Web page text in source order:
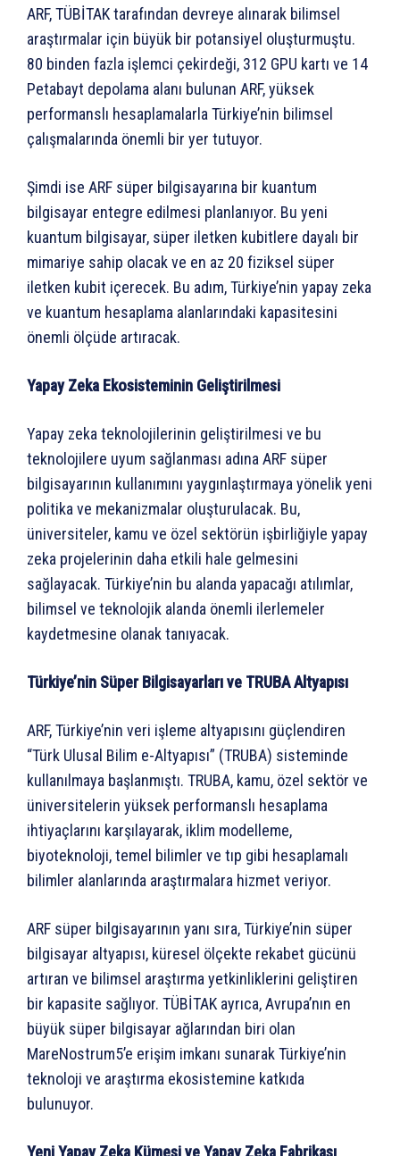
ARF, TÜBİTAK tarafından devreye alınarak bilimsel
araştırmalar için büyük bir potansiyel oluşturmuştu.
80 binden fazla işlemci çekirdeği, 312 GPU kartı ve 14
Petabayt depolama alanı bulunan ARF, yüksek
performanslı hesaplamalarla Türkiye’nin bilimsel
çalışmalarında önemli bir yer tutuyor.
Şimdi ise ARF süper bilgisayarına bir kuantum
bilgisayar entegre edilmesi planlanıyor. Bu yeni
kuantum bilgisayar, süper iletken kubitlere dayalı bir
mimariye sahip olacak ve en az 20 fiziksel süper
iletken kubit içerecek. Bu adım, Türkiye’nin yapay zeka
ve kuantum hesaplama alanlarındaki kapasitesini
önemli ölçüde artıracak.
Yapay Zeka Ekosisteminin Geliştirilmesi
Yapay zeka teknolojilerinin geliştirilmesi ve bu
teknolojilere uyum sağlanması adına ARF süper
bilgisayarının kullanımını yaygınlaştırmaya yönelik yeni
politika ve mekanizmalar oluşturulacak. Bu,
üniversiteler, kamu ve özel sektörün işbirliğiyle yapay
zeka projelerinin daha etkili hale gelmesini
sağlayacak. Türkiye’nin bu alanda yapacağı atılımlar,
bilimsel ve teknolojik alanda önemli ilerlemeler
kaydetmesine olanak tanıyacak.
Türkiye’nin Süper Bilgisayarları ve TRUBA Altyapısı
ARF, Türkiye’nin veri işleme altyapısını güçlendiren
“Türk Ulusal Bilim e-Altyapısı” (TRUBA) sisteminde
kullanılmaya başlanmıştı. TRUBA, kamu, özel sektör ve
üniversitelerin yüksek performanslı hesaplama
ihtiyaçlarını karşılayarak, iklim modelleme,
biyoteknoloji, temel bilimler ve tıp gibi hesaplamalı
bilimler alanlarında araştırmalara hizmet veriyor.
ARF süper bilgisayarının yanı sıra, Türkiye’nin süper
bilgisayar altyapısı, küresel ölçekte rekabet gücünü
artıran ve bilimsel araştırma yetkinliklerini geliştiren
bir kapasite sağlıyor. TÜBİTAK ayrıca, Avrupa’nın en
büyük süper bilgisayar ağlarından biri olan
MareNostrum5’e erişim imkanı sunarak Türkiye’nin
teknoloji ve araştırma ekosistemine katkıda
bulunuyor.
Yeni Yapay Zeka Kümesi ve Yapay Zeka Fabrikası